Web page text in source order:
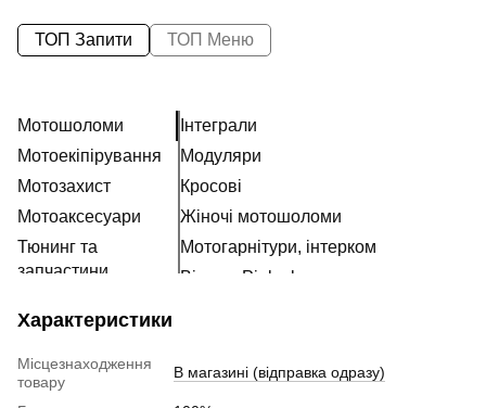
ТОП Запити ТОП Меню
Мотошоломи
Мотоекіпірування
Мотозахист
Мотоаксесуари
Тюнинг та
запчастини
Наклейки
Інтеграли
Модуляри
Кросові
Жіночі мотошоломи
Мотогарнітури, інтерком
Візори, Pinlock та запчастини
Характеристики
Місцезнаходження
товару
В магазині (відправка одразу)